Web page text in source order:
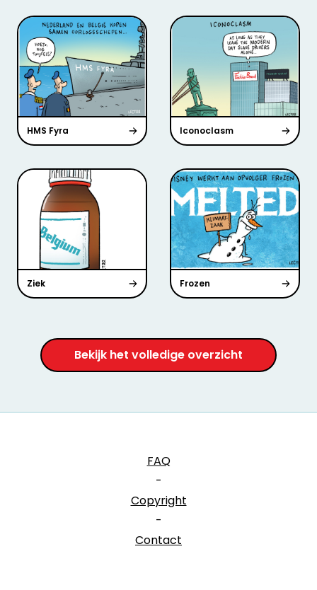
HMS Fyra Iconoclasm
Ziek Frozen
Bekijk het volledige overzicht
FAQ
-
Copyright
-
Contact